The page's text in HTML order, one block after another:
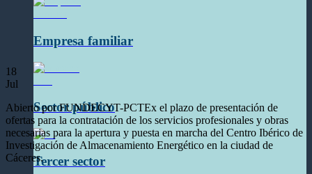
Empresa familiar
Sector público
Tercer sector
18
Jul
Abierto por FUNDECYT-PCTEx el plazo de presentación de
ofertas para la contratación de los servicios profesionales y obras
necesarias para la apertura y puesta en marcha del Centro Ibérico de
Investigación de Almacenamiento Energético en la ciudad de
Cáceres.